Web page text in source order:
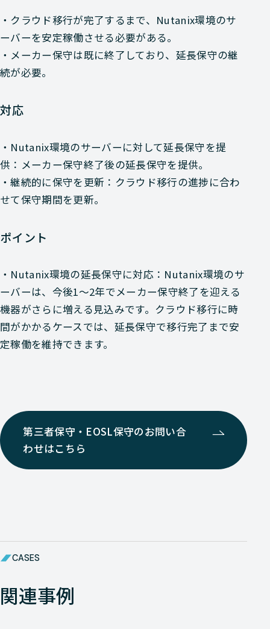
・クラウド移行が完了するまで、Nutanix環境のサ
ーバーを安定稼働させる必要がある。
・メーカー保守は既に終了しており、延長保守の継
続が必要。
対応
・Nutanix環境のサーバーに対して延長保守を提
供：メーカー保守終了後の延長保守を提供。
・継続的に保守を更新：クラウド移行の進捗に合わ
せて保守期間を更新。
ポイント
・Nutanix環境の延長保守に対応：Nutanix環境のサ
ーバーは、今後1〜2年でメーカー保守終了を迎える
機器がさらに増える見込みです。クラウド移行に時
間がかかるケースでは、延長保守で移行完了まで安
定稼働を維持できます。
第三者保守・EOSL保守のお問い合
わせはこちら
CASES
関連事例